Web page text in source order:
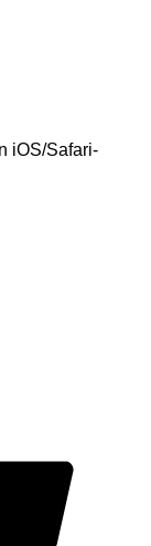
iOS/Safari-